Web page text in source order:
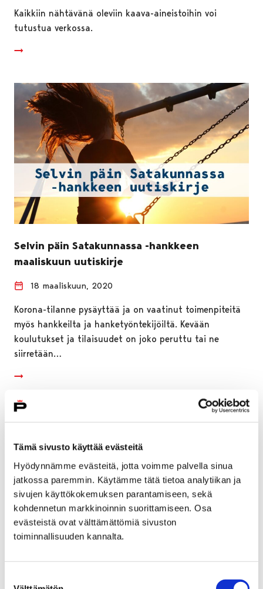
Tämä sivusto käyttää evästeitä
Hyödynnämme evästeitä, jotta voimme palvella sinua
jatkossa paremmin. Käytämme tätä tietoa analytiikan ja
sivujen käyttökokemuksen parantamiseen, sekä
kohdennetun markkinoinnin suorittamiseen. Osa
evästeistä ovat välttämättömiä sivuston
toiminnallisuuden kannalta.
Kaikkiin nähtävänä oleviin kaava-aineistoihin voi
tutustua verkossa.
Selvin päin Satakunnassa -hankkeen
maaliskuun uutiskirje
18 maaliskuun, 2020
Korona-tilanne pysäyttää ja on vaatinut toimenpiteitä
myös hankkeilta ja hanketyöntekijöiltä. Kevään
koulutukset ja tilaisuudet on joko peruttu tai ne
siirretään…